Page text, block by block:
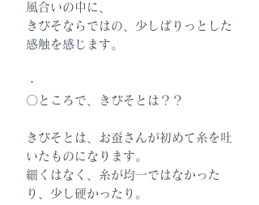
風合いの中に、
きびそならではの、少しぱりっとした
感触を感じます。
・
〇ところで、きびそとは？？
きびそとは、お蚕さんが初めて糸を吐
いたものになります。
細くはなく、糸が均一ではなかった
り、少し硬かったり。